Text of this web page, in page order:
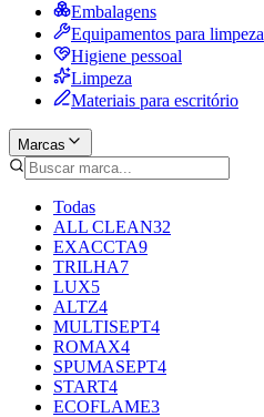
Embalagens
Equipamentos para limpeza
Higiene pessoal
Limpeza
Materiais para escritório
Marcas
Todas
ALL CLEAN32
EXACCTA9
TRILHA7
LUX5
ALTZ4
MULTISEPT4
ROMAX4
SPUMASEPT4
START4
ECOFLAME3